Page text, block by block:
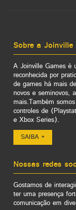
Sobre a Joinville
A Joinville Games é
reconhecida por
de games há mais
novos e seminovos,
mais.Também
controles de
e Xbox Series).
SAIBA +
Nossas redes
Gostamos de
ter uma presença
comunicação em